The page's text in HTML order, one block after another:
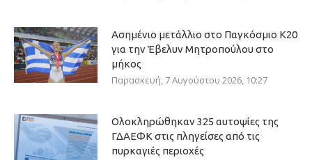
Ασημένιο μετάλλιο στο Παγκόσμιο Κ20
για την Έβελυν Μητροπούλου στο
μήκος
Παρασκευή, 7 Αυγούστου 2026, 10:27
Ολοκληρώθηκαν 325 αυτοψίες της
ΓΔΑΕΦΚ στις πληγείσες από τις
πυρκαγιές περιοχές